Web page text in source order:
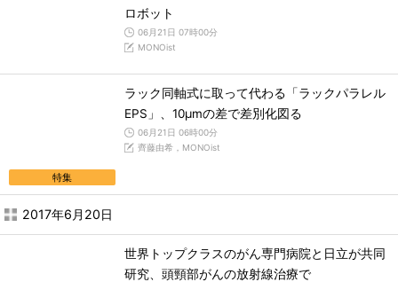
ロボット
06月21日 07時00分
MONOist
特集
ラック同軸式に取って代わる「ラックパラレル
EPS」、10μmの差で差別化図る
06月21日 06時00分
齊藤由希，MONOist
2017年6月20日
世界トップクラスのがん専門病院と日立が共同
研究、頭頸部がんの放射線治療で